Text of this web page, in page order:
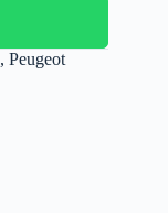
, Peugeot